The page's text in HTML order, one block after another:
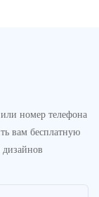
номер телефона
вам бесплатную